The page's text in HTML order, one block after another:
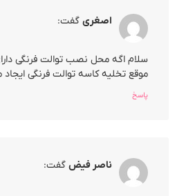
اصغری گفت:
سلام اگه محل نصب توالت فرنگی
موقع تخلیه کاسه توالت فرنگی ایجاد
پاسخ
ناصر فیض گفت: